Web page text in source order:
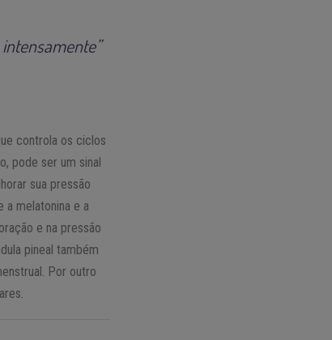
controla os ciclos
pode ser um sinal
sua pressão
a melatonina e a
e na pressão
pineal também
Por outro